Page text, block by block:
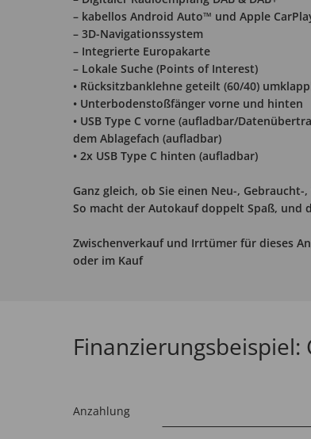
– kabellos Android Auto™ und Apple
– 3D-Navigationssystem
– Integrierte Europakarte
– Lokale Suche (Points of Interest)
• Rücksitzbanklehne geteilt (60/40)
• Unterbodenstoßfänger vorne und hinten
• USB Type C vorne (aufladbar/
dem Ablagefach (aufladbar)
• 2x USB Type C hinten (aufladbar)
Ganz gleich, ob Sie einen Neu-,
So macht der Autokauf doppelt Spaß, und
Zwischenverkauf und Irrtümer für dieses
oder im Kauf
Finanzierungsbeispiel:
Anzahlung